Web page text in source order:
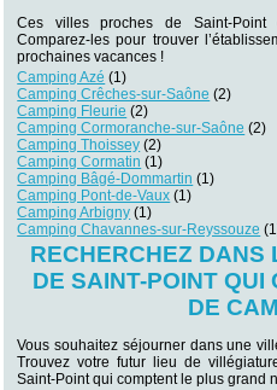
Ces villes proches de Saint-Point
Comparez-les pour trouver
prochaines vacances !
Camping Azé (1)
Camping Crêches-sur-Saône (2)
Camping Fleurie (2)
Camping Cormoranche-sur-Saône (2)
Camping Thoissey (2)
Camping Cormatin (1)
Camping Bâgé-Dommartin (1)
Camping Pont-de-Vaux (1)
Camping Arbigny (1)
Camping Chavannes-sur-Reyssouze
RECHERCHEZ DANS
DE SAINT-POINT QUI
DE
Vous souhaitez séjourner dans une
Trouvez votre futur lieu de
Saint-Point qui comptent le plus grand